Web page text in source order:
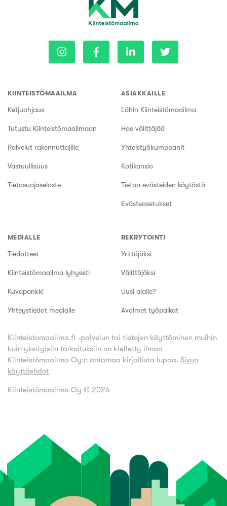
KIINTEISTÖMAAILMA
Ketjuohjaus
Tutustu Kiinteistömaailmaan
Palvelut rakennuttajille
Vastuullisuus
Tietosuojaseloste
ASIAKKAILLE
Lähin Kiinteistömaailma
Hae välittäjää
Yhteistyökumppanit
Kotikansio
Tietoa evästeiden käytöstä
Evästeasetukset
MEDIALLE
Tiedotteet
Kiinteistömaailma lyhyesti
Kuvapankki
Yhteystiedot medialle
REKRYTOINTI
Yrittäjäksi
Välittäjäksi
Uusi alalle?
Avoimet työpaikat
Kiinteistomaailma.fi -palvelun tai tietojen käyttäminen muihin
kuin yksityisiin tarkoituksiin on kielletty ilman
Kiinteistömaailma Oy:n antamaa kirjallista lupaa. Sivun
käyttöehdot
Kiinteistömaailma Oy © 2026